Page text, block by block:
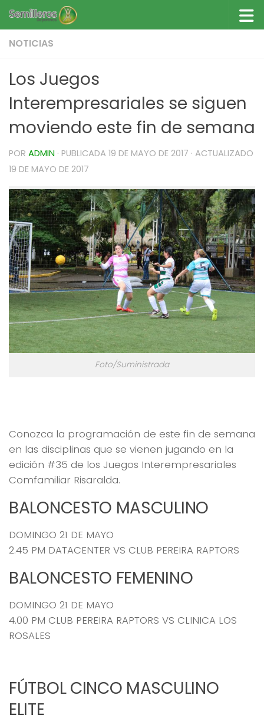
Saltar al contenido
NOTICIAS
Los Juegos
Interempresariales se siguen
moviendo este fin de semana
POR ADMIN · PUBLICADA 19 DE MAYO DE 2017 · ACTUALIZADO
19 DE MAYO DE 2017
Foto/Suministrada
Conozca la programación de este fin de semana
en las disciplinas que se vienen jugando en la
edición #35 de los Juegos Interempresariales
Comfamiliar Risaralda.
BALONCESTO MASCULINO
DOMINGO 21 DE MAYO
2.45 PM DATACENTER VS CLUB PEREIRA RAPTORS
BALONCESTO FEMENINO
DOMINGO 21 DE MAYO
4.00 PM CLUB PEREIRA RAPTORS VS CLINICA LOS
ROSALES
FÚTBOL CINCO MASCULINO
ELITE